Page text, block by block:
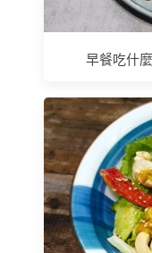
早餐吃什